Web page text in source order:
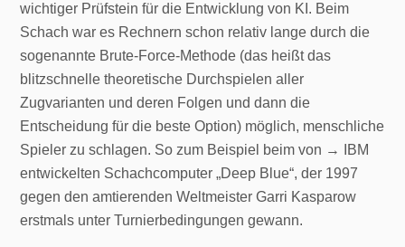
wichtiger Prüfstein für die Entwicklung von KI. Beim
Schach war es Rechnern schon relativ lange durch die
sogenannte Brute-Force-Methode (das heißt das
blitzschnelle theoretische Durchspielen aller
Zugvarianten und deren Folgen und dann die
Entscheidung für die beste Option) möglich, menschliche
Spieler zu schlagen. So zum Beispiel beim von → IBM
entwickelten Schachcomputer „Deep Blue“, der 1997
gegen den amtierenden Weltmeister Garri Kasparow
erstmals unter Turnierbedingungen gewann.